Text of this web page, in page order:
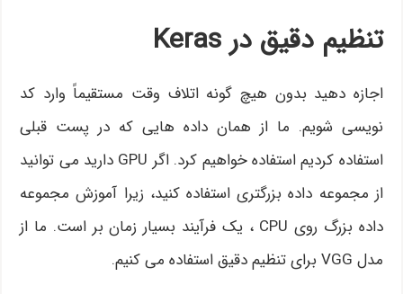
تنظیم دقیق در Keras
اجازه دهید بدون هیچ گونه اتلاف وقت مستقیماً وارد کد
نویسی شویم. ما از همان داده هایی که در پست قبلی
استفاده کردیم استفاده خواهیم کرد. اگر GPU دارید می توانید
از مجموعه داده بزرگتری استفاده کنید، زیرا آموزش مجموعه
داده بزرگ روی CPU ، یک فرآیند بسیار زمان بر است. ما از
مدل VGG برای تنظیم دقیق استفاده می کنیم.